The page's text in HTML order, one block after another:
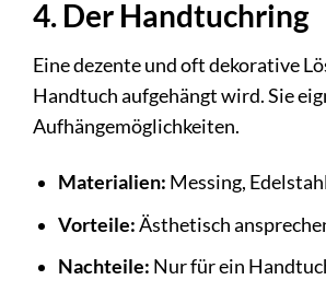
4. Der Handtuchring
Eine dezente und oft dekorative
Handtuch aufgehängt wird. Sie
Aufhängemöglichkeiten.
Materialien: Messing,
Vorteile:Ästhetisch
Nachteile: Nur für ein